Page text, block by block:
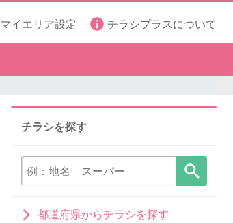
マイエリア設定 チラシプラスについて
チラシを探す
都道府県からチラシを探す